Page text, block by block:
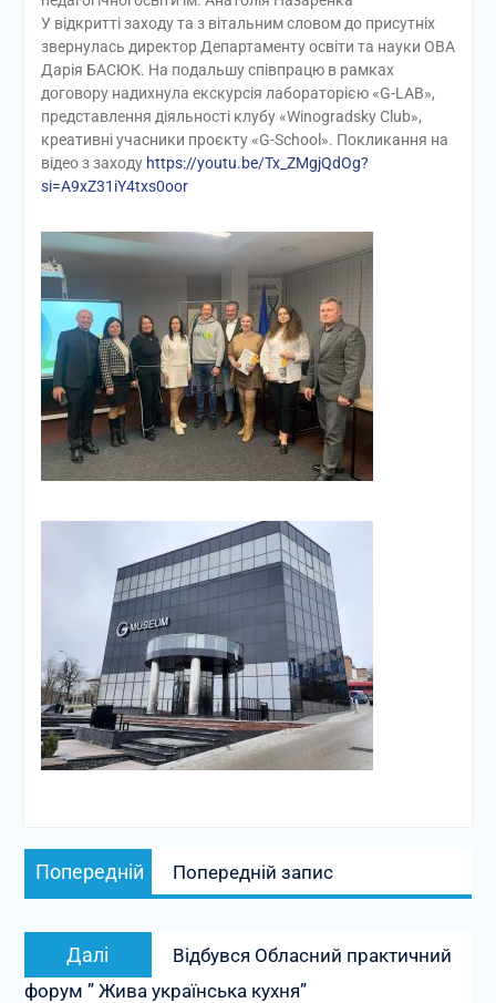
У відкритті заходу та з вітальним словом до присутніх
звернулась директор Департаменту освіти та науки ОВА
Дарія БАСЮК. На подальшу співпрацю в рамках
договору надихнула екскурсія лабораторією «G-LAB»,
представлення діяльності клубу «Winogradsky Club»,
креативні учасники проєкту «G-School». Покликання на
відео з заходу https://youtu.be/Tx_ZMgjQdOg?
si=A9xZ31iY4txs0oor
Навігація
записів
Попередній
Попередній
запис:
Попередній запис
Далі
Наступний
запис:
Відбувся Обласний практичний
форум ” Жива українська кухня”